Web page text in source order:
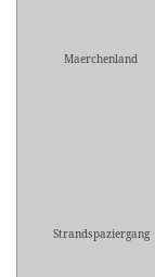
Maerchenland
Strandspaziergang